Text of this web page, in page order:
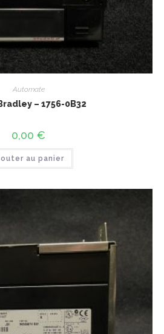
Automate
– 1756-0B32
0,00 €
au panier